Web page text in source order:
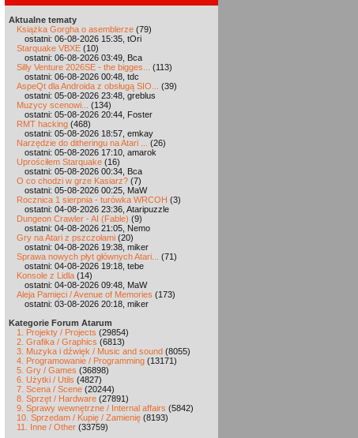
Aktualne tematy
Książka Gorgha o asemblerze (79)
ostatni: 06-08-2026 15:35, tOri
Starquake VBXE (10)
ostatni: 06-08-2026 03:49, Bca
Silly Venture 2026SE - the bigges...
(113)
ostatni: 06-08-2026 00:48, tdc
AspeQt dla Androida z obsługą SIO...
(39)
ostatni: 05-08-2026 23:48, greblus
Muzycy scenowi...
(134)
ostatni: 05-08-2026 20:44, Foster
RMT hacking (468)
ostatni: 05-08-2026 18:57, emkay
Narzędzie do ditheringu na Atari ...
(26)
ostatni: 05-08-2026 17:10, amarok
Uprościłem Starquake (16)
ostatni: 05-08-2026 00:34, Bca
O co chodzi w grze Kasiarz? (7)
ostatni: 05-08-2026 00:25, MaW
Rocznica 1 sierpnia - turówka WRCOH (3)
ostatni: 04-08-2026 23:36, Ataripuzzle
Dungeon Crawler - AI (Fable) (9)
ostatni: 04-08-2026 21:05, Nemo
Gry na Atari z pszczołami (20)
ostatni: 04-08-2026 19:38, miker
Sprawa nowych płyt głównych Atari...
(71)
ostatni: 04-08-2026 19:18, tebe
Konsole z Lidla (14)
ostatni: 04-08-2026 09:48, MaW
Aleja Pamięci / Avenue of Memories (173)
ostatni: 03-08-2026 20:18, miker
Kategorie Forum Atarum
1. Projekty / Projects (29854)
2. Grafika / Graphics (6813)
3. Muzyka i dźwięk / Music and sound (8055)
4. Programowanie / Programming (13171)
5. Gry / Games (36898)
6. Użytki / Utils (4827)
7. Scena / Scene (20244)
8. Sprzęt / Hardware (27891)
9. Sprawy wewnętrzne / Internal affairs (5842)
10. Sprzedam / Kupię / Zamienię (8193)
11. Inne / Other (33759)